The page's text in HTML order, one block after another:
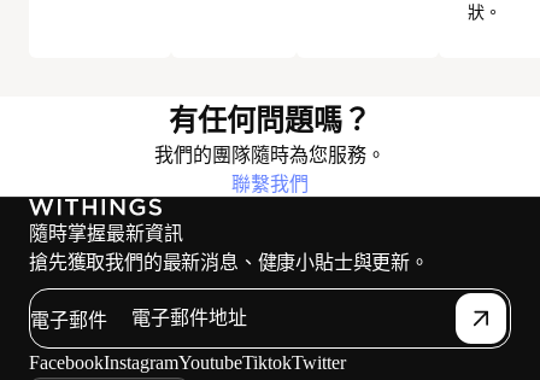
狀。
有任何問題嗎？
我們的團隊隨時為您服務。
聯繫我們
隨時掌握最新資訊
搶先獲取我們的最新消息、健康小貼士與更新。
電子郵件
FacebookInstagramYoutubeTiktokTwitter